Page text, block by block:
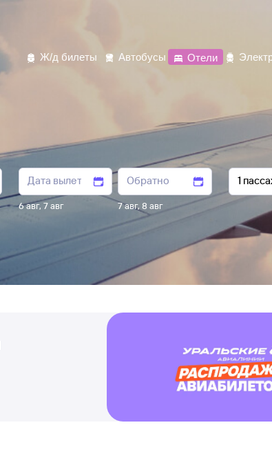
Ж/д билеты Автобусы Отели
6 авг, 7 авг 7 авг,8 авг